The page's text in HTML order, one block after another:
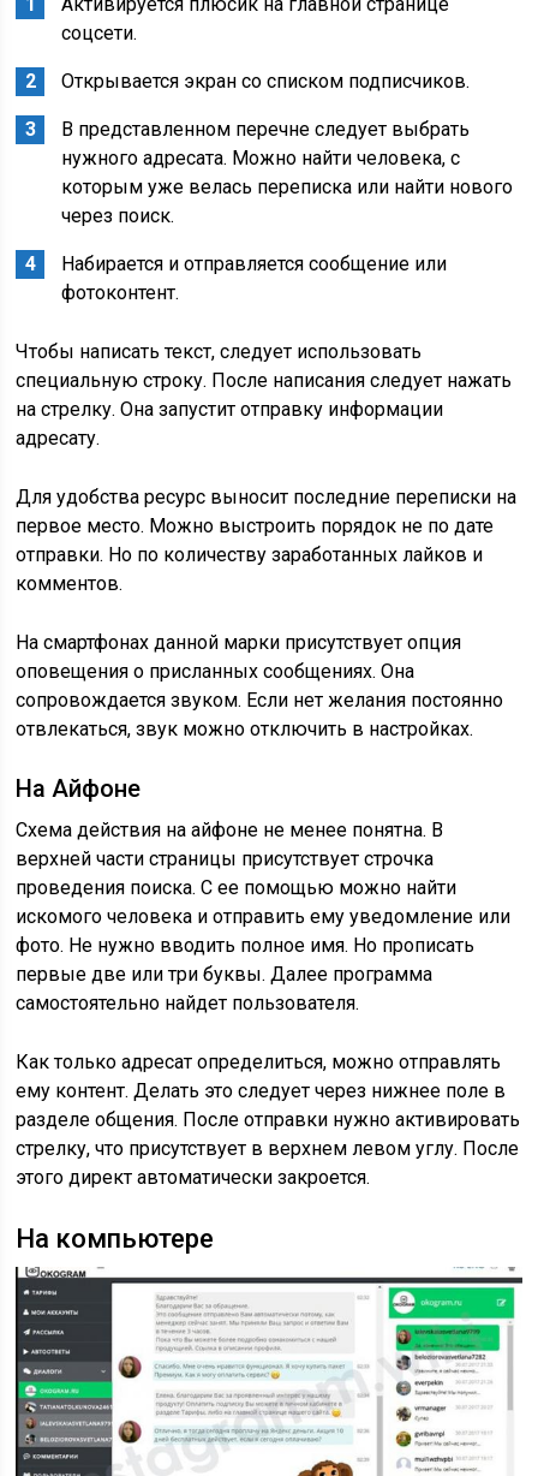
соцсети.
Открывается экран со списком подписчиков.
В представленном перечне следует выбрать
нужного адресата. Можно найти человека, с
которым уже велась переписка или найти нового
через поиск.
Набирается и отправляется сообщение или
фотоконтент.
Чтобы написать текст, следует использовать
специальную строку. После написания следует нажать
на стрелку. Она запустит отправку информации
адресату.
Для удобства ресурс выносит последние переписки на
первое место. Можно выстроить порядок не по дате
отправки. Но по количеству заработанных лайков и
комментов.
На смартфонах данной марки присутствует опция
оповещения о присланных сообщениях. Она
сопровождается звуком. Если нет желания постоянно
отвлекаться, звук можно отключить в настройках.
На Айфоне
Схема действия на айфоне не менее понятна. В
верхней части страницы присутствует строчка
проведения поиска. С ее помощью можно найти
искомого человека и отправить ему уведомление или
фото. Не нужно вводить полное имя. Но прописать
первые две или три буквы. Далее программа
самостоятельно найдет пользователя.
Как только адресат определиться, можно отправлять
ему контент. Делать это следует через нижнее поле в
разделе общения. После отправки нужно активировать
стрелку, что присутствует в верхнем левом углу. После
этого директ автоматически закроется.
На компьютере